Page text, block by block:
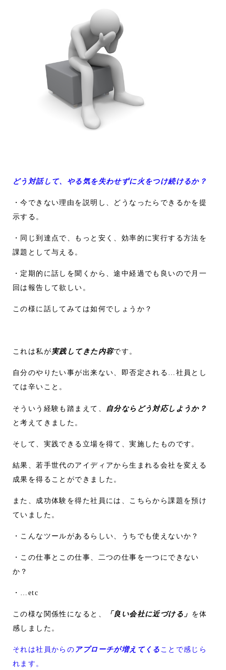
どう対話して、やる気を失わせずに火をつけ続けるか？
・今できない理由を説明し、どうなったらできるかを提
示する。
・同じ到達点で、もっと安く、効率的に実行する方法を
課題として与える。
・定期的に話しを聞くから、途中経過でも良いので月一
回は報告して欲しい。
この様に話してみては如何でしょうか？
これは私が実践してきた内容です。
自分のやりたい事が出来ない、即否定される…社員とし
ては辛いこと。
そういう経験も踏まえて、
自分ならどう対応しようか？
と考えてきました。
そして、実践できる立場を得て、実施したものです。
結果、若手世代のアイディアから生まれる会社を変える
成果を得ることができました。
また、成功体験を得た社員には、こちらから課題を預け
ていました。
・こんなツールがあるらしい、うちでも使えないか？
・この仕事とこの仕事、二つの仕事を一つにできない
か？
・…etc
この様な関係性になると、 「良い会社に近づける」 を体
感しました。
それは社員からのアプローチが増えてくることで感じら
れます。